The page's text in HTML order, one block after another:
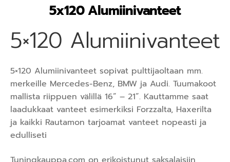
5x120 Alumiinivanteet
5×120 Alumiinivanteet
5×120 Alumiinivanteet sopivat pulttijaoltaan mm.
merkeille Mercedes-Benz, BMW ja Audi. Tuumakoot
mallista riippuen välillä 16” – 21”. Kauttamme saat
laadukkaat vanteet esimerkiksi Forzzalta, Haxerilta
ja kaikki Rautamon tarjoamat vanteet nopeasti ja
edulliseti